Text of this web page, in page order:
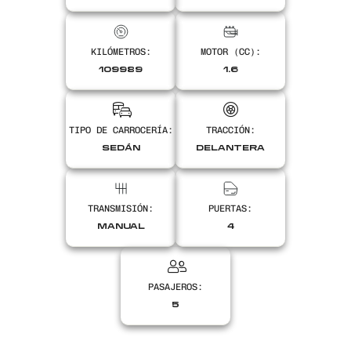
Encontranos en
KILÓMETROS:
109989
MOTOR (CC):
1.6
TIPO DE CARROCERÍA:
SEDÁN
TRACCIÓN:
DELANTERA
TRANSMISIÓN:
MANUAL
PUERTAS:
4
PASAJEROS:
5